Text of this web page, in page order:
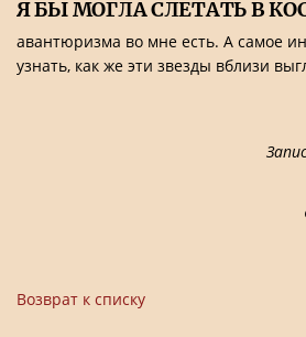
Я БЫ МОГЛА СЛЕТАТЬ В
авантюризма во мне есть. А самое
узнать, как же эти звезды вблизи
Возврат к списку